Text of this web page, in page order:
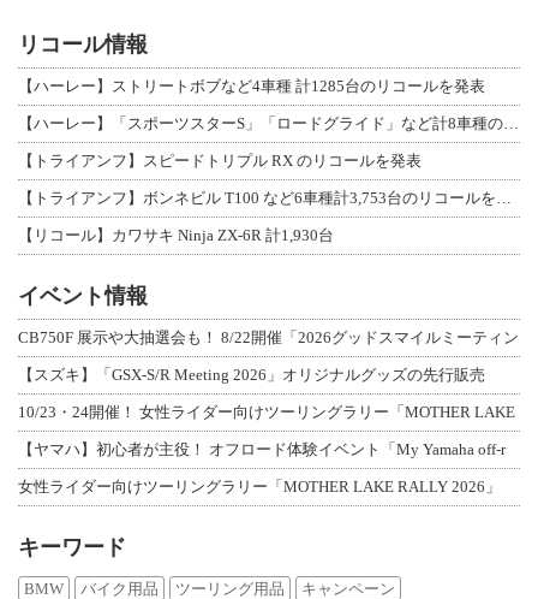
リコール情報
【ハーレー】ストリートボブなど4車種 計1285台のリコールを発表
【トライアンフ】スピードトリプル RX のリコールを発表
【リコール】カワサキ Ninja ZX-6R 計1,930台
イベント情報
CB750F 展示や大抽選会も！ 8/22開催「2026グッドスマイルミーティン
【スズキ】「GSX-S/R Meeting 2026」オリジナルグッズの先行販売
10/23・24開催！ 女性ライダー向けツーリングラリー「MOTHER LAKE
【ヤマハ】初心者が主役！ オフロード体験イベント「My Yamaha off-r
女性ライダー向けツーリングラリー「MOTHER LAKE RALLY 2026」
キーワード
BMW バイク用品 ツーリング用品
キャンペーン